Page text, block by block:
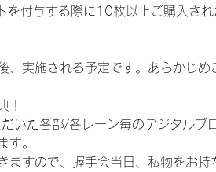
を付与する際に10枚以上ご購入さ
実施される予定です。あらかじめ
！
いた各部/各レーン毎のデジタルブ
す。
ますので、握手会当日、私物をお